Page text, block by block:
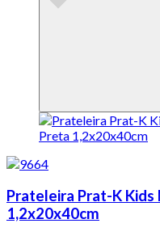
Prateleira Prat-K
1,2x20x40cm